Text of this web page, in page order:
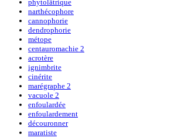
phytolâtrique
narthécophore
cannophorie
dendrophorie
métope
centauromachie 2
acrotère
ignimbrite
cinérite
marégraphe 2
vacuole 2
enfoulardée
enfoulardement
découronner
maratiste